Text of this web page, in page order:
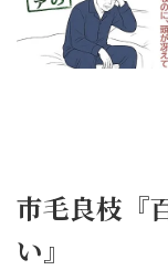
市毛良枝『
い』